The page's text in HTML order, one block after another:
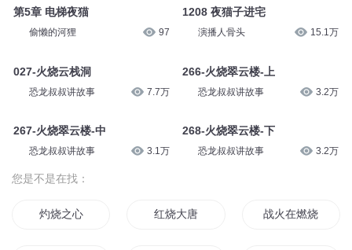
第5章 电梯夜猫
偷懒的河狸 97
027-火烧云栈洞
恐龙叔叔讲故事 7.7万
267-火烧翠云楼-中
恐龙叔叔讲故事 3.1万
1208 夜猫子进宅
演播人骨头 15.1万
266-火烧翠云楼-上
恐龙叔叔讲故事 3.2万
268-火烧翠云楼-下
恐龙叔叔讲故事 3.2万
您是不是在找：
灼烧之心 红烧大唐 战火在燃烧